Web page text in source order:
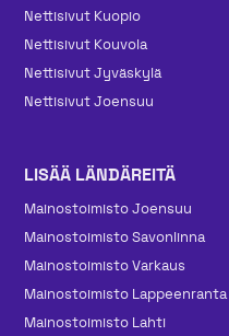
Nettisivut Kuopio
Nettisivut Kouvola
Nettisivut Jyväskylä
Nettisivut Joensuu
LISÄÄ LÄNDÄREITÄ
Mainos­toimisto Joensuu
Mainos­toimisto Savonlinna
Mainos­toimisto Varkaus
Mainos­toimisto Lappeenranta
Mainos­toimisto Lahti